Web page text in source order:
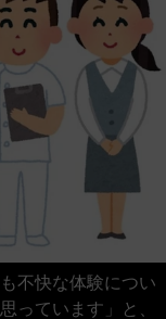
不快な体験につい
っています」と、